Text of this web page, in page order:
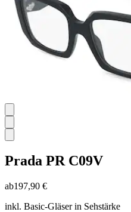
Prada PR C09V
ab197,90 €
inkl. Basic-Gläser in Sehstärke